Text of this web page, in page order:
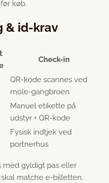
køb.
& id-krav
Check-in
QR-kode scannes ved
mole-gangbroen
Manuel etikette på
udstyr + QR-kode
Fysisk indtjek ved
portnerhus
med gyldigt pas eller
matche e-billetten.